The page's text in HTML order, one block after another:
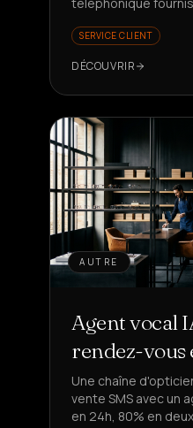
mesurer votre
SERVICE CLIENT
DÉCOUVRIR
AUTRE
Agent vocal
rendez-vous
Une chaîne
vente SMS avec un
en 24h, 80% en